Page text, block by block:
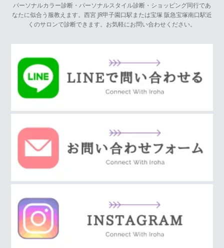
パーソナルカラー診断・パーソナルスタイル診断・ショッピング同行であ
なたに似合う服教えます。西宮 JR甲子園口駅または宝塚 阪急宝塚南口駅近
くのサロンで診断できます。お気軽にお問い合わせください。